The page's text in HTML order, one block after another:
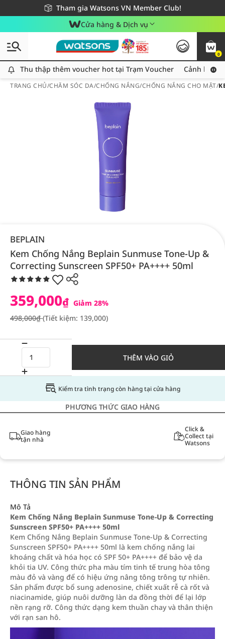
Tham gia Watsons VN Member Club!
Miễn phí giao hàng cho đơn hàng từ 249,000Đ
Giao hàng nhanh 24h - Áp dụng khu vực TP. Hồ Chí Minh
Cửa hàng & Dịch vụ
0
Thu thập thêm voucher hot tại Trạm Voucher
Thu thập thêm voucher hot tại Trạm Voucher Cảnh báo
TRANG CHỦ/CHĂM SÓC DA/CHỐNG NẮNG/CHỐNG NẮNG CHO MẶT/
BEPLAIN
Kem Chống Nắng Beplain Sunmuse Tone-Up &
Correcting Sunscreen SPF50+ PA++++ 50ml
359,000₫ Giảm 28%
498,000₫(Tiết kiệm: 139,000)
THÊM VÀO GIỎ
Kiểm tra tình trạng còn hàng tại cửa hàng
PHƯƠNG THỨC GIAO HÀNG
Giao hàng
tận nhà
Click &
Collect tại
Watsons
THÔNG TIN SẢN PHẨM
Mô Tả
Kem Chống Nắng Beplain Sunmuse Tone-Up & Correcting
Sunscreen SPF50+ PA++++ 50ml
Kem Chống Nắng Beplain Sunmuse Tone-Up & Correcting
Sunscreen SPF50+ PA++++ 50ml là kem chống nắng lai
khoáng chất và hóa học có SPF 50+ PA++++ để bảo vệ da
khỏi tia UV. Công thức pha màu tím tinh tế trung hòa tông
màu đỏ và vàng để có hiệu ứng nâng tông trông tự nhiên.
Sản phẩm được bổ sung adenosine, chiết xuất rễ cà rốt và
niacinamide, giúp nuôi dưỡng làn da đồng thời để lại lớp
nền rạng rỡ. Công thức dạng kem thuần chay và thân thiện
với rạn san hô.